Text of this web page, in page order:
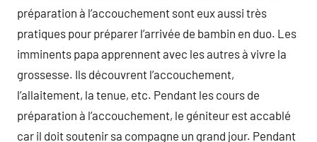
préparation à l’accouchement sont eux aussi très
pratiques pour préparer l’arrivée de bambin en duo. Les
imminents papa apprennent avec les autres à vivre la
grossesse. Ils découvrent l’accouchement,
l’allaitement, la tenue, etc. Pendant les cours de
préparation à l’accouchement, le géniteur est accablé
car il doit soutenir sa compagne un grand jour. Pendant